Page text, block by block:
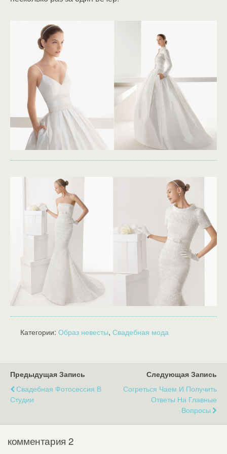
Категории: Образ невесты, Свадебная мода
Предыдущая Запись
Свадебная Фотосессия В
Студии
Следующая Запись
Согреться Чаем И Получить
Ответы На Главные
Вопросы
комментария 2